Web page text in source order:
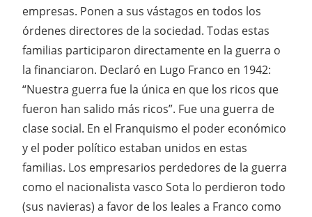
empresas. Ponen a sus vástagos en todos los
órdenes directores de la sociedad. Todas estas
familias participaron directamente en la guerra o
la financiaron. Declaró en Lugo Franco en 1942:
“Nuestra guerra fue la única en que los ricos que
fueron han salido más ricos”. Fue una guerra de
clase social. En el Franquismo el poder económico
y el poder político estaban unidos en estas
familias. Los empresarios perdedores de la guerra
como el nacionalista vasco Sota lo perdieron todo
(sus navieras) a favor de los leales a Franco como